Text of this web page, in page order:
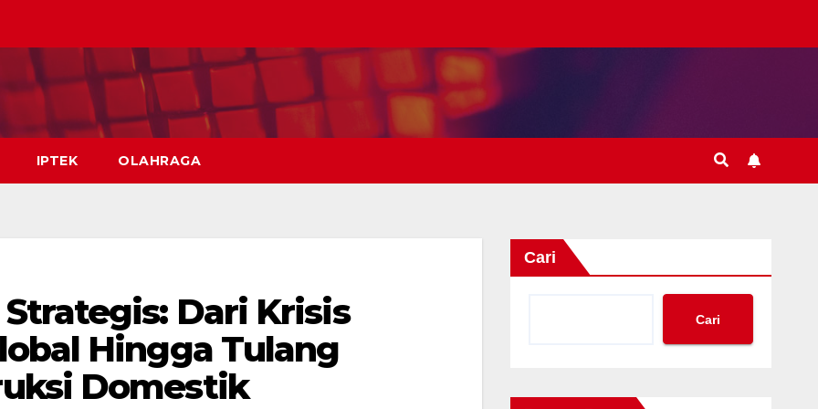
IPTEK OLAHRAGA
Dari Krisis
Hingga Tulang
Domestik
Cari
Cari